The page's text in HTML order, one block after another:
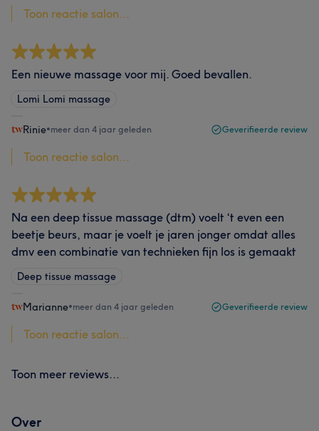
Toon reactie salon...
Een nieuwe massage voor mij. Goed bevallen.
Lomi Lomi massage
Rinie•meer dan 4 jaar geleden Geverifieerde review
Toon reactie salon...
Na een deep tissue massage (dtm) voelt ‘t even een
beetje beurs, maar je voelt je jaren jonger omdat alles
dmv een combinatie van technieken fijn los is gemaakt
Deep tissue massage
Marianne•meer dan 4 jaar geleden Geverifieerde review
Toon reactie salon...
Toon meer reviews...
Over